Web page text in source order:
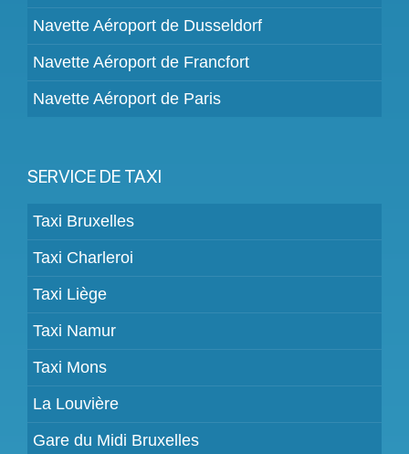
Navette Aéroport de Dusseldorf
Navette Aéroport de Francfort
Navette Aéroport de Paris
SERVICE DE TAXI
Taxi Bruxelles
Taxi Charleroi
Taxi Liège
Taxi Namur
Taxi Mons
La Louvière
Gare du Midi Bruxelles